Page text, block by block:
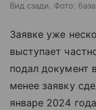
Вид сзади. Фото:
Заявке уже
выступает
подал документ
менее заявку
январе 2024